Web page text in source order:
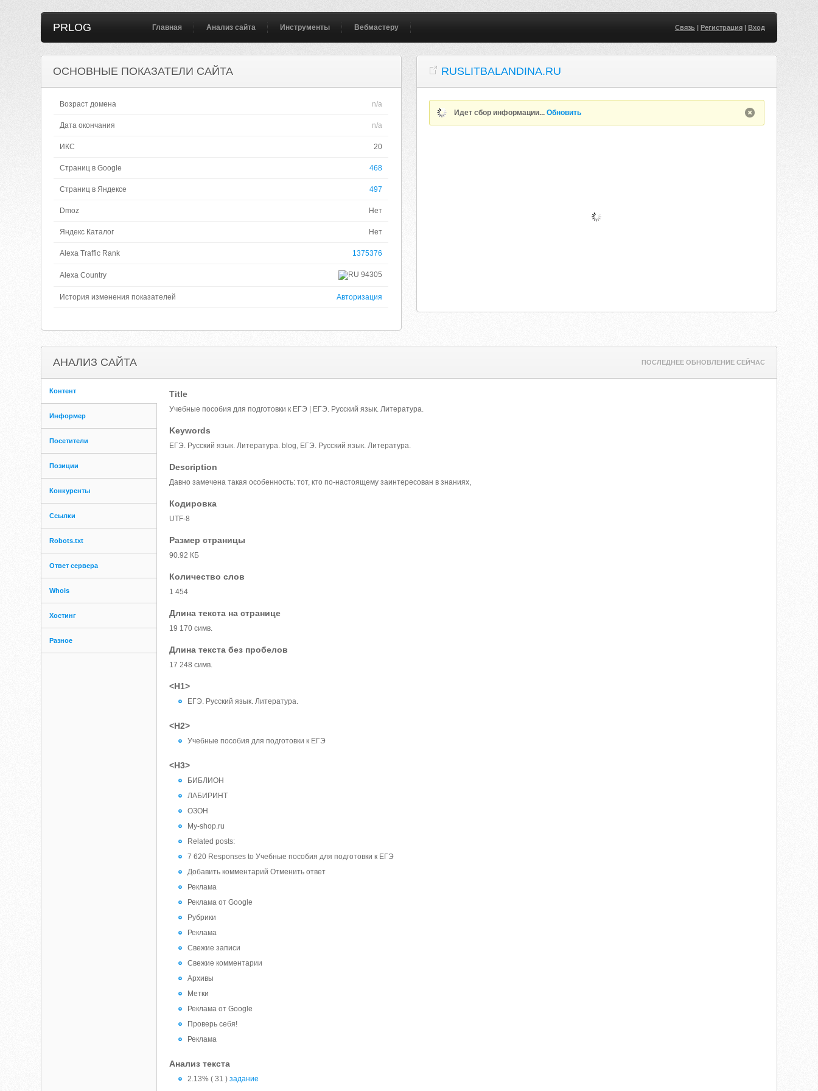
PRLOG Главная Анализ сайта Инструменты Вебмастеру Связь| Регистрация| Вход
ОСНОВНЫЕ ПОКАЗАТЕЛИ САЙТА
Возраст домена n/a
Дата окончания n/a
ИКС 20
Страниц в Google 468
Страниц в Яндексе 497
Dmoz Нет
Яндекс Каталог Нет
Alexa Traffic Rank 1375376
Alexa Country 94305
История изменения показателей Авторизация
RUSLITBALANDINA.RU
Идет сбор информации...Обновить
АНАЛИЗ САЙТА ПОСЛЕДНЕЕ ОБНОВЛЕНИЕ СЕЙЧАС
Контент
Информер
Посетители
Позиции
Конкуренты
Ссылки
Robots.txt
Ответ сервера
Whois
Хостинг
Разное
Title
Учебные пособия для подготовки к ЕГЭ | ЕГЭ. Русский язык. Литература.
Keywords
ЕГЭ. Русский язык. Литература. blog, ЕГЭ. Русский язык. Литература.
Description
Давно замечена такая особенность: тот, кто по-настоящему заинтересован в знаниях,
Кодировка
UTF-8
Размер страницы
90.92 КБ
Количество слов
1 454
Длина текста на странице
19 170 симв.
Длина текста без пробелов
17 248 симв.
<H1>
ЕГЭ. Русский язык. Литература.
<H2>
Учебные пособия для подготовки к ЕГЭ
<H3>
БИБЛИОН
ЛАБИРИНТ
ОЗОН
My-shop.ru
Related posts:
7 620 Responses to Учебные пособия для подготовки к ЕГЭ
Добавить комментарий Отменить ответ
Реклама
Реклама от Google
Рубрики
Реклама
Свежие записи
Свежие комментарии
Архивы
Метки
Реклама от Google
Проверь себя!
Реклама
Анализ текста
2.13% ( 31 )задание